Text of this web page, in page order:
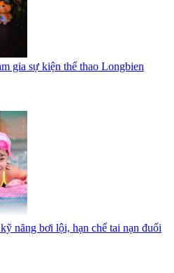
gia sự kiện thể thao Longbien
năng bơi lội, hạn chế tai nạn đuối